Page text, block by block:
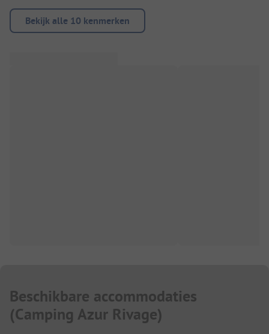
Bekijk alle 10 kenmerken
Beschikbare accommodaties
(Camping Azur Rivage)